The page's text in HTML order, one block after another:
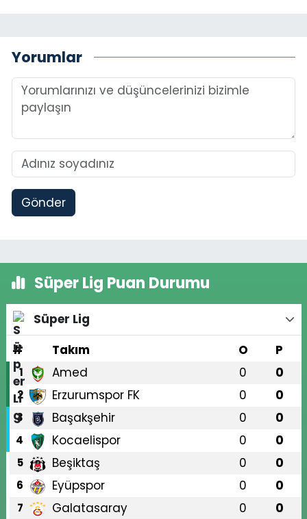
Yorumlar
Gönder
Süper Lig Puan Durumu
Süper Lig
#
Takım O P
1 Amed 0 0
2 Erzurumspor FK 0 0
3 Başakşehir 0 0
4 Kocaelispor 0 0
5 Beşiktaş 0 0
6 Eyüpspor 0 0
7 Galatasaray 0 0